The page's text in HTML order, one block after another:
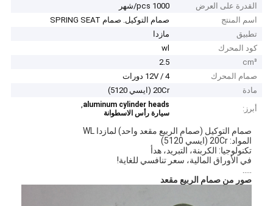
القدرة على العرض
1000 pcs/شهر
اسم المنتج
صمام التوكيل. صمام SPRING SEAT
تطبيق
مازدا
كود المحرك
wl
cm³
2.5
صمام المحرك
12V / 4 دورات
مادة
20Cr (ايسي 5120)
أبرز:
aluminum cylinder heads
,
سيارة رأس الاسطوانة
صمام التوكيل (صمام الربيع مقعد واحد) لمازدا WL
المواد: 20Cr (ايسي 5120)
تكنولوجيا: الكربنة، التبريد، هدأ
في الأوراق المالية، سعر تنافسي للغاية!
صور من صمام الربيع مقعد